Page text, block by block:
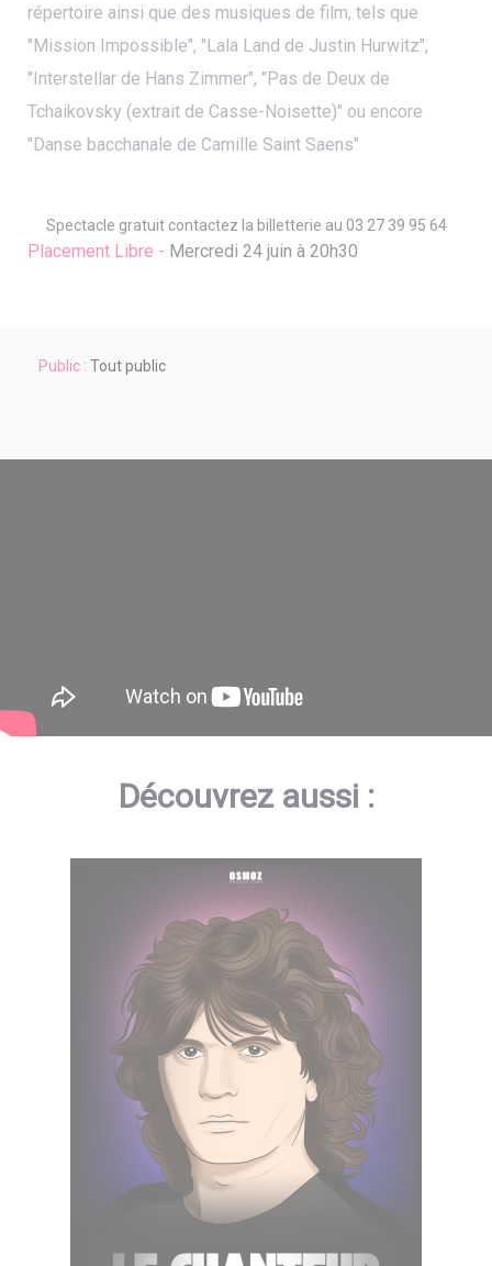
répertoire ainsi que des musiques de film, tels que
"Mission Impossible", "Lala Land de Justin Hurwitz",
"Interstellar de Hans Zimmer", "Pas de Deux de
Tchaikovsky (extrait de Casse-Noisette)" ou encore
"Danse bacchanale de Camille Saint Saens"
Spectacle gratuit contactez la billetterie au 03 27 39 95 64
Placement Libre - Mercredi 24 juin à 20h30
Public : Tout public
Découvrez aussi :